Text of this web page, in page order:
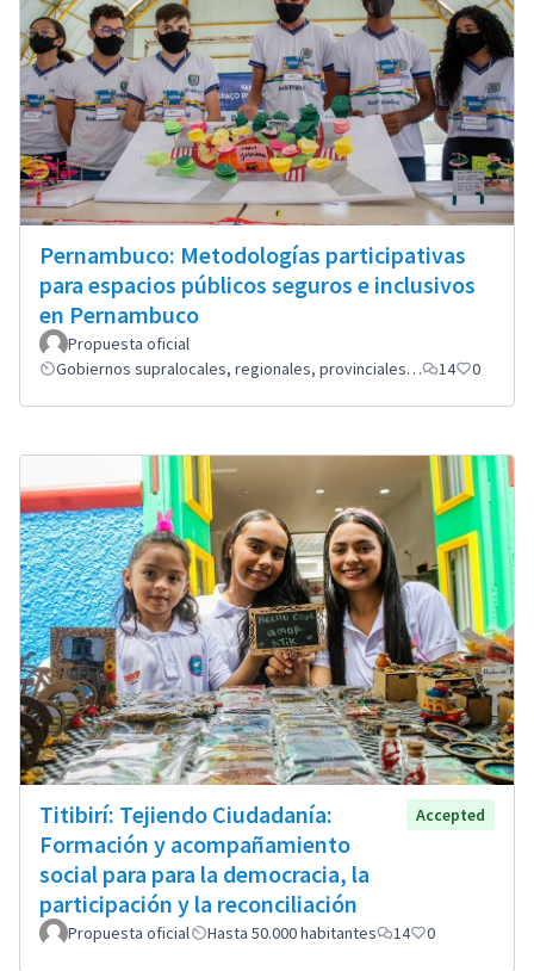
Pernambuco: Metodologías participativas
para espacios públicos seguros e inclusivos
en Pernambuco
Propuesta oficial
Gobiernos supralocales, regionales, provinciales…
14 0
Titibirí: Tejiendo Ciudadanía:
Formación y acompañamiento
social para para la democracia, la
participación y la reconciliación
Accepted
Propuesta oficial Hasta 50.000 habitantes 14 0